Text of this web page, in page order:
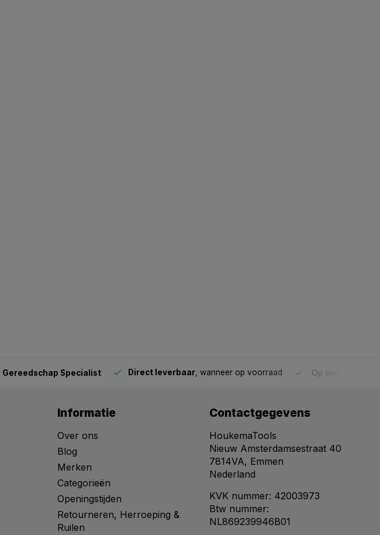
Gereedschap Specialist Direct leverbaar , wanneer op voorraad Op werkdagen
Informatie
Over ons
Blog
Merken
Categorieën
Openingstijden
Retourneren, Herroeping &
Ruilen
Contactgegevens
HoukemaTools
Nieuw Amsterdamsestraat 40
7814VA, Emmen
Nederland
KVK nummer: 42003973
Btw nummer:
NL869239946B01